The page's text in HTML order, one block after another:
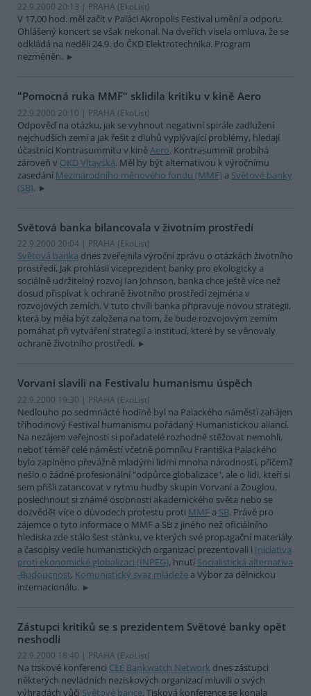
22.9.2000 20:13 | PRAHA (EkoList)
V 17,00 hod. měl začít v Paláci Akropolis Festival umění a odporu.
Ohlášený koncert se však nekonal. Na dveřích visela omluva, že se
odkládá na neděli 24.9. do ČKD Elektrotechnika. Program
nezměněn.
"Pomocná ruka MMF" sklidila kritiku v kině Aero
22.9.2000 20:10 | PRAHA (EkoList)
Odpověď na otázku, jak se vyhnout negativní spirále zadlužení
nejchudších zemí a jak řešit z dluhů vyplývající problémy, hledají
účastníci Kontrasummitu v kiněAero. Kontrasummit probíhá
zároveň v OKD Vltavská. Měl by být alternativou k výročnímu
zasedání Mezinárodního měnového fondu (MMF) a Světové banky
(SB).
Světová banka bilancovala v životním prostředí
22.9.2000 20:04 | PRAHA (EkoList)
Světová banka dnes zveřejnila výroční zprávu o otázkách životního
prostředí. Jak prohlásil viceprezident banky pro ekologicky a
sociálně udržitelný rozvoj Ian Johnson, banka chce ještě více než
dosud přispívat k ochraně životního prostředí zejména v
rozvojových zemích. V tuto chvíli banka připravuje novou strategii,
která by měla být založena na tom, že bude rozvojovým zemím
pomáhat při vytváření strategií a institucí, které by se věnovaly
ochraně životního prostředí.
Vorvani slavili na Festivalu humanismu úspěch
22.9.2000 19:30 | PRAHA (EkoList)
Nedlouho po sedmnácté hodině byl na Palackého náměstí zahájen
tříhodinový Festival humanismu pořádaný Humanistickou aliancí.
Na nezájem veřejnosti si pořadatelé rozhodně stěžovat nemohli,
neboť téměř celé náměstí včetně pomníku Františka Palackého
bylo zaplněno převážně mladými lidmi mnoha národností, přičemž
nešlo o žádné profesionální "odpůrce globalizace", ale o lidi, kteří si
sem přišli zatancovat v rytmu hudby skupin Vorvani a Zouglou,
poslechnout si známé osobnosti akademického světa nebo se
dozvědět více o düvodech protestu proti MMF a SB. Právě pro
zájemce o tyto informace o MMF a SB z jiného než oficiálního
hlediska zde stálo šest stánku, ve kterých své propagační materiály
a časopisy vedle humanistických organizací prezentovali i Iniciativa
proti ekonomické globalizaci (INPEG), hnutí Socialistická alternativa
-Budoucnost, Komunistický svaz mládeže a Výbor za dělnickou
internacionálu.
Zástupci kritiků se s prezidentem Světové banky opět
neshodli
22.9.2000 18:40 | PRAHA (EkoList)
Na tiskové konferenci CEE Bankwatch Network dnes zástupci
některých nevládních neziskových organizací mluvili o svých
výhradách vůči Světové bance. Tisková konference se konala